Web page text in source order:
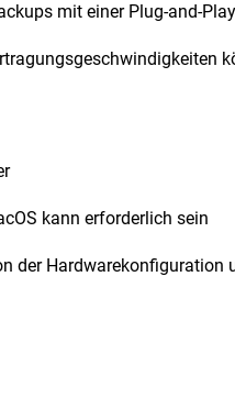
mit einer Plug-and-
kann erforderlich sein
der Hardwarekonfiguration